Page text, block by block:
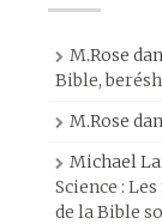
M.Rose
Bible,
M.Rose
Michael
Science :
de la Bible